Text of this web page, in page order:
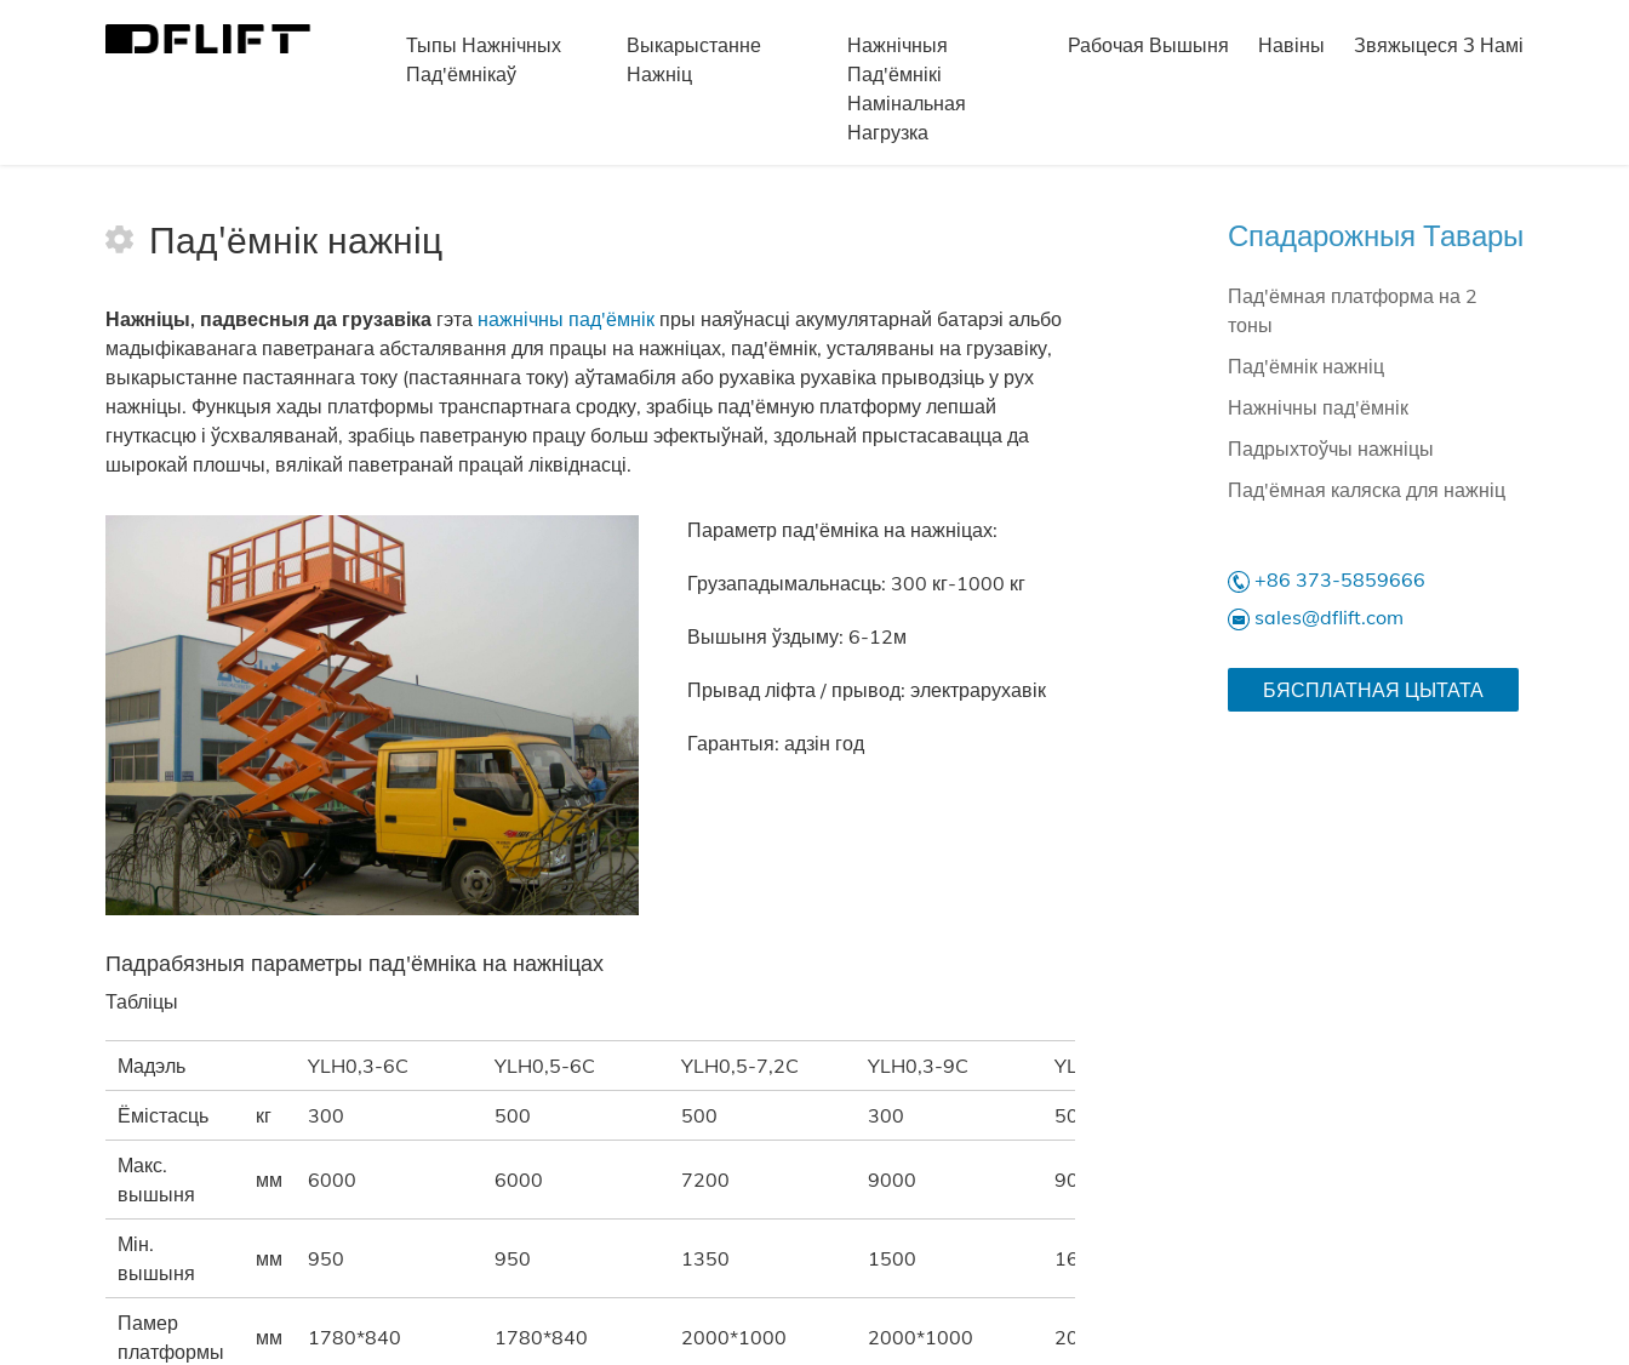
Тыпы Нажнічных
Пад'ёмнікаў
Выкарыстанне
Нажніц
Нажнічныя
Пад'ёмнікі
Намінальная
Нагрузка
Рабочая Вышыня Навіны Звяжыцеся З Намі
Пад'ёмнік нажніц
Нажніцы, падвесныя да грузавіка гэта нажнічны пад'ёмнік пры наяўнасці акумулятарнай батарэі альбо
мадыфікаванага паветранага абсталявання для працы на нажніцах, пад'ёмнік, усталяваны на грузавіку,
выкарыстанне пастаяннага току (пастаяннага току) аўтамабіля або рухавіка рухавіка прыводзіць у рух
нажніцы. Функцыя хады платформы транспартнага сродку, зрабіць пад'ёмную платформу лепшай
гнуткасцю і ўсхваляванай, зрабіць паветраную працу больш эфектыўнай, здольнай прыстасавацца да
шырокай плошчы, вялікай паветранай працай ліквіднасці.
Параметр пад'ёмніка на нажніцах:
Грузападымальнасць: 300 кг-1000 кг
Вышыня ўздыму: 6-12м
Прывад ліфта / прывод: электрарухавік
Гарантыя: адзін год
Падрабязныя параметры пад'ёмніка на нажніцах
Табліцы
Мадэль YLH0,3-6C YLH0,5-6C YLH0,5-7,2C YLH0,3-9C YLH0,5-9C
Ёмістасць кг 300 500 500 300 500
Макс.
вышыня
мм 6000 6000 7200 9000 9000
Мін.
вышыня
мм 950 950 1350 1500 1600
Памер
платформы
мм 1780*840 1780*840 2000*1000 2000*1000 2000*1000
Спадарожныя Тавары
Пад'ёмная платформа на 2
тоны
Пад'ёмнік нажніц
Нажнічны пад'ёмнік
Падрыхтоўчы нажніцы
Пад'ёмная каляска для нажніц
+86 373-5859666
sales@dflift.com
БЯСПЛАТНАЯ ЦЫТАТА